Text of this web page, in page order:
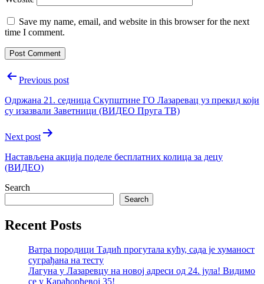
Save my name, email, and website in this browser for the next
time I comment.
PostPrevious post
Одржана 21. седница Скупштине ГО Лазаревац уз прекид који
су изазвали Заветници (ВИДЕО Пруга ТВ)
Next post
Настављена акција поделе бесплатних колица за децу
(ВИДЕО)
Search
Search
Recent Posts
Ватра породици Тадић прогутала кућу, сада је хуманост
суграђана на тесту
Лагуна у Лазаревцу на новој адреси од 24. јула! Видимо
се у Карађорђевој 35!